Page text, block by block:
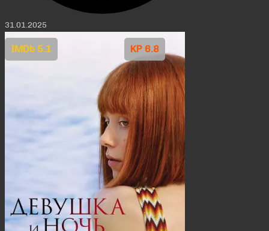
31.01.2025
KP 6.8
IMDb 5.1